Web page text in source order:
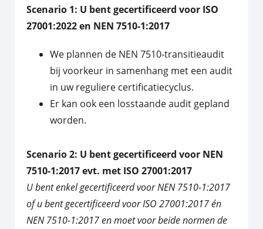
Scenario 1: U bent gecertificeerd voor ISO
27001:2022 en NEN 7510-1:2017
We plannen de NEN 7510-transitieaudit
bij voorkeur in samenhang met een audit
in uw reguliere certificatiecyclus.
Er kan ook een losstaande audit gepland
worden.
Scenario 2: U bent gecertificeerd voor NEN
7510-1:2017 evt. met ISO 27001:2017
U bent enkel gecertificeerd voor NEN 7510-1:2017
of u bent gecertificeerd voor ISO 27001:2017 én
NEN 7510-1:2017 en moet voor beide normen de